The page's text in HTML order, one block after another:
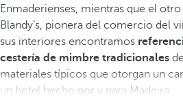
Enmaderienses, mientras que el
Blandy’s, pionera del comercio del
sus interiores encontramos
cestería de mimbre tradicionales
materiales típicos que otorgan un
un hotel hecho por y para Madeira.